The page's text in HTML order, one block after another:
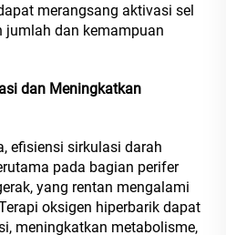
merangsang aktivasi sel
jumlah dan kemampuan
dan Meningkatkan
efisiensi sirkulasi darah
pada bagian perifer
yang rentan mengalami
oksigen hiperbarik dapat
meningkatkan metabolisme,